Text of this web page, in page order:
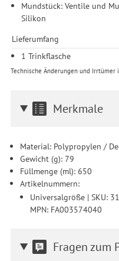
Mundstück: Ventile und
Silikon
Lieferumfang
1 Trinkflasche
Technische Änderungen und Irrtümer
Merkmale
Material: Polypropylen /
Gewicht (g): 79
Füllmenge (ml): 650
Artikelnummern:
Universalgröße | SKU:
MPN: FA003574040
Fragen zum